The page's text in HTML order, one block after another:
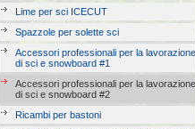
Lime per sci ICECUT
Spazzole per solette sci
Accessori professionali per la lavorazione
di sci e snowboard #1
Accessori professionali per la lavorazione
di sci e snowboard #2
Ricambi per bastoni